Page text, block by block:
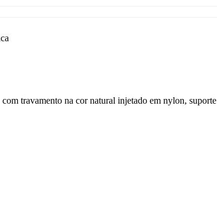
travamento na cor natural injetado em nylon, suporte